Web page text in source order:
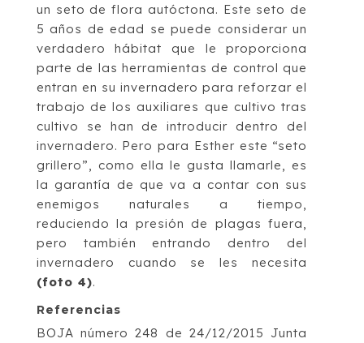
un seto de flora autóctona. Este seto de
5 años de edad se puede considerar un
verdadero hábitat que le proporciona
parte de las herramientas de control que
entran en su invernadero para reforzar el
trabajo de los auxiliares que cultivo tras
cultivo se han de introducir dentro del
invernadero. Pero para Esther este “seto
grillero”, como ella le gusta llamarle, es
la garantía de que va a contar con sus
enemigos naturales a tiempo,
reduciendo la presión de plagas fuera,
pero también entrando dentro del
invernadero cuando se les necesita
(foto 4).
Referencias
BOJA número 248 de 24/12/2015 Junta